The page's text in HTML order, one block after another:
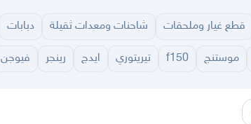
قطع غيار وملحقات شاحنات ومعدات ثقيلة دبابات
موستنج f150 تيريتوري ايدج رينجر فيوجن
الباحة